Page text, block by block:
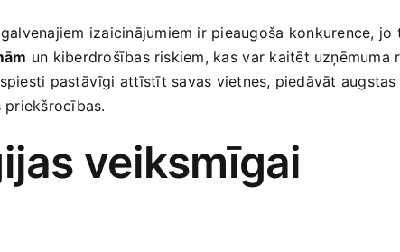
izaicinājumiem ir pieaugoša⁣ konkurence, jo
un kiberdrošības riskiem, kas ⁣var kaitēt uzņēmuma
​pastāvīgi attīstīt savas vietnes, piedāvāt
priekšrocības.
veiksmīgai